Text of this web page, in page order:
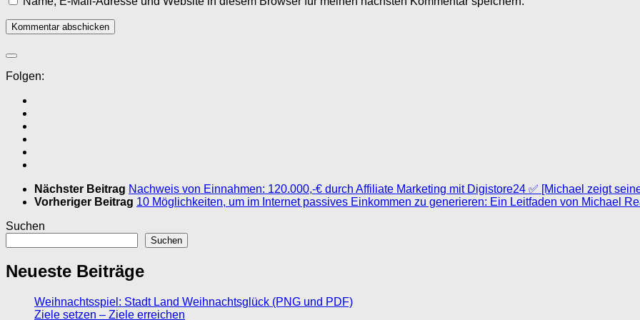
Folgen:
Nächster Beitrag Nachweis von Einnahmen: 120.000,-€ durch Affiliate Marketing mit Digistore24 ✅ [Michael zeigt
Vorheriger Beitrag 10 Möglichkeiten, um im Internet passives Einkommen zu generieren: Ein Leitfaden von Michael
Suchen
Suchen
Neueste Beiträge
Weihnachtsspiel: Stadt Land Weihnachtsglück (PNG und PDF)
Ziele setzen – Ziele erreichen